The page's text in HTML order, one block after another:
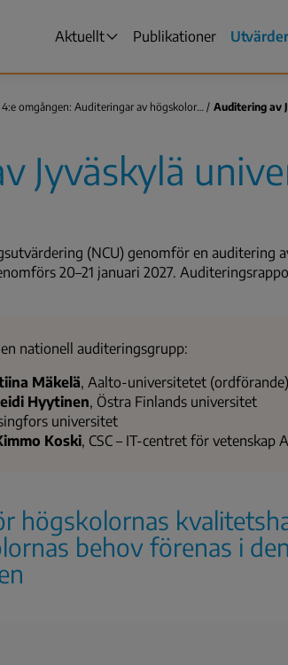
Huvudmenyn
Aktuellt Publikationer
4:e omgången: Auditeringar av högskolor… Auditering av
Jyväskylä
(NCU) genomför en auditering
20–21 januari 2027.
nationell auditeringsgrupp:
Mäkelä, Aalto-universitetet (ordförande)
Hyytinen, Östra Finlands universitet
universitet
Koski, CSC – IT-centret för vetenskap
högskolornas
behov förenas i